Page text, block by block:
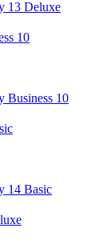
13 Deluxe
10
Business 10
14 Basic